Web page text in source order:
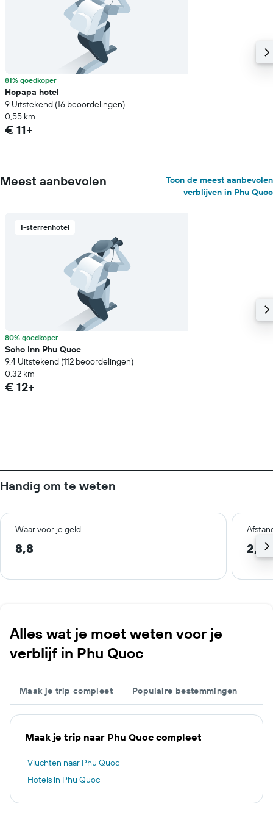
81% goedkoper
Hopapa hotel
9 Uitstekend (16 beoordelingen)
0,55 km
€ 11+
Meest aanbevolen
Toon de meest aanbevolen
verblijven in Phu Quoc
1-sterrenhotel
80% goedkoper
Soho Inn Phu Quoc
9.4 Uitstekend (112 beoordelingen)
0,32 km
€ 12+
Handig om te weten
Waar voor je geld
8,8 2,7
Alles wat je moet weten voor je
verblijf in Phu Quoc
Maak je trip compleet Populaire bestemmingen
Maak je trip naar Phu Quoc compleet
Vluchten naar Phu Quoc
Hotels in Phu Quoc